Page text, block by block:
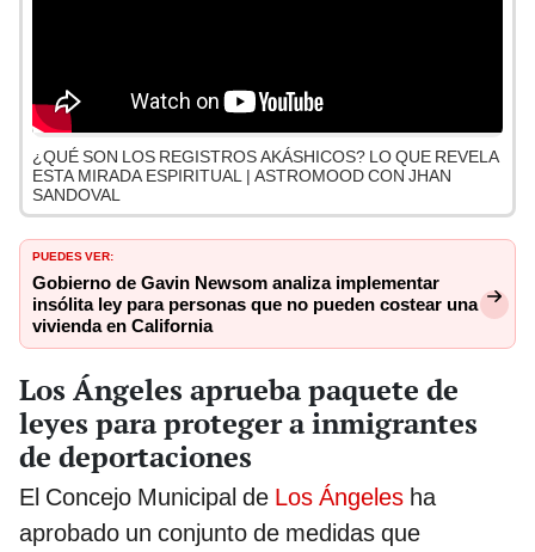
¿QUÉ SON LOS REGISTROS AKÁSHICOS? LO QUE REVELA
ESTA MIRADA ESPIRITUAL | ASTROMOOD CON JHAN
SANDOVAL
PUEDES VER:
Gobierno de Gavin Newsom analiza implementar
insólita ley para personas que no pueden costear una
vivienda en California
Los Ángeles aprueba paquete de
leyes para proteger a inmigrantes
de deportaciones
El Concejo Municipal de Los Ángeles ha
aprobado un conjunto de medidas que